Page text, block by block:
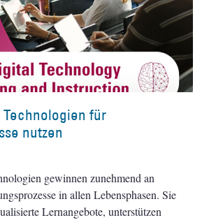
für
nutzen
gewinnen zunehmend an
in allen Lebensphasen. Sie
Lernangebote, unterstützen